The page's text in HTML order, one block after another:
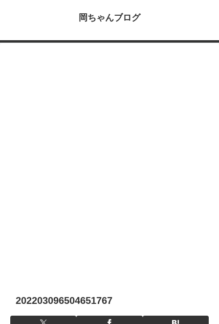
岡ちゃんブログ
202203096504651767